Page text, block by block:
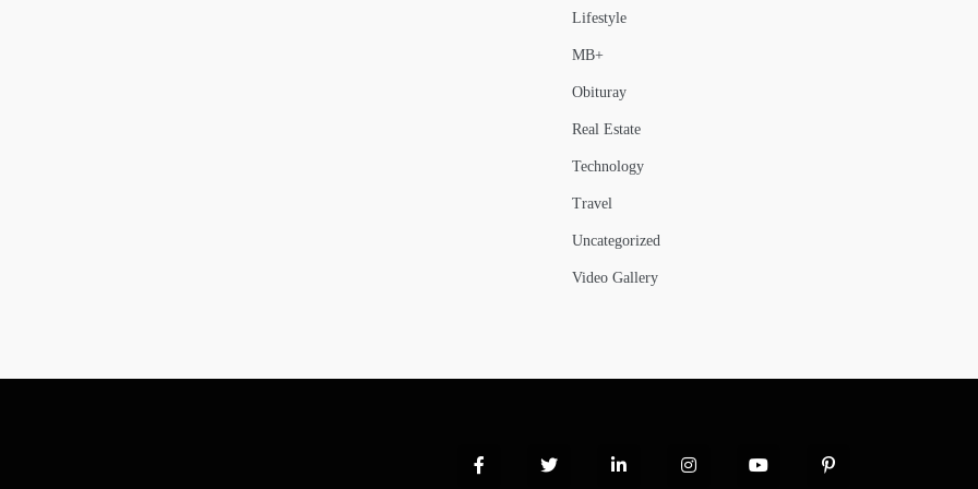
Lifestyle
MB+
Obituray
Real Estate
Technology
Travel
Uncategorized
Video Gallery